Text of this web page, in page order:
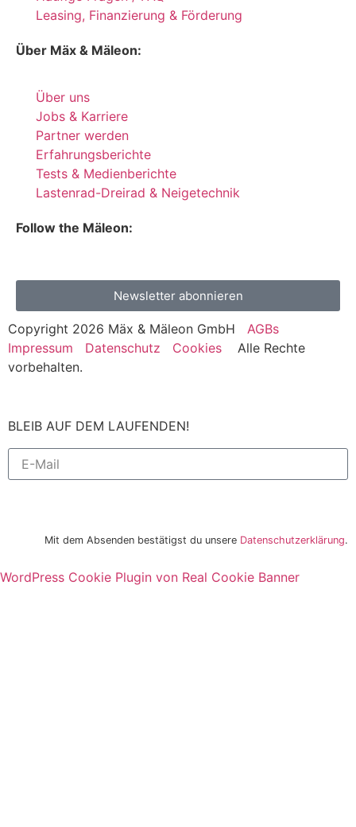
Leasing, Finanzierung & Förderung
Über Mäx & Mäleon:
Über uns
Jobs & Karriere
Partner werden
Erfahrungsberichte
Tests & Medienberichte
Lastenrad-Dreirad & Neigetechnik
Follow the Mäleon:
Newsletter abonnieren
Copyright 2026 Mäx & Mäleon GmbH AGBs
Impressum
Datenschutz Cookies Alle Rechte
vorbehalten.
BLEIB AUF DEM LAUFENDEN!
Mit dem Absenden bestätigst du unsere Datenschutzerklärung.
WordPress Cookie Plugin von Real Cookie Banner